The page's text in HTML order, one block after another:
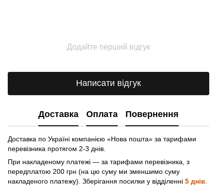
Додайте перший відгук
Написати відгук
Доставка Оплата Повернення
Доставка по Україні компанією «Нова пошта» зa тарифами
перевізника протягом 2-3 днів.
При накладеному платежі — за тарифами перевізника, з
передплатою 200 грн (на цю суму ми зменшимо суму
накладеного платежу). Зберігання посилки у відділенні 5 днів